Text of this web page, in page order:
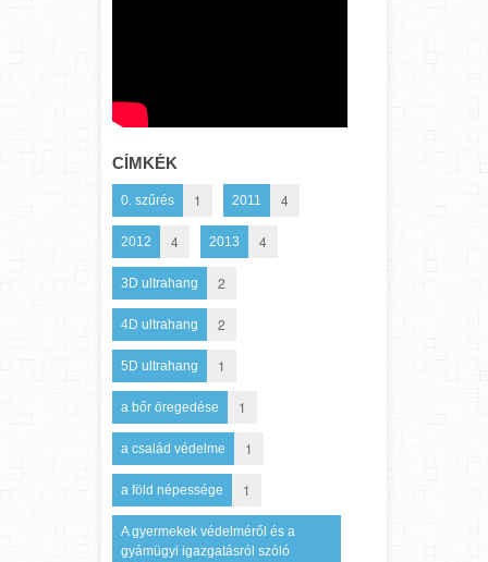
CÍMKÉK
0. szűrés 1 2011 4
2012 4 2013 4
3D ultrahang 2
4D ultrahang 2
5D ultrahang 1
a bőr öregedése 1
a család védelme 1
a föld népessége 1
A gyermekek védelméről és a
gyámügyi igazgatásról szóló